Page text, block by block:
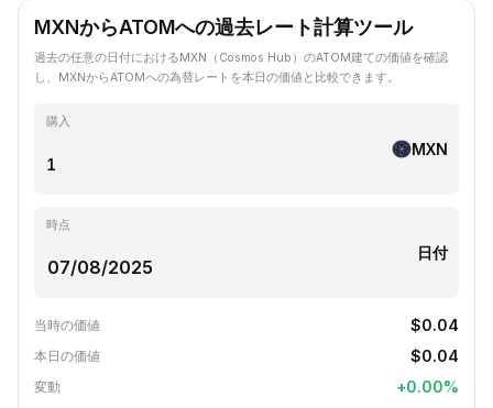
MXNからATOMへの過去レート計算ツール
過去の任意の日付におけるMXN（Cosmos Hub）のATOM建ての価値を確認
し、MXNからATOMへの為替レートを本日の価値と比較できます。
購入
MXN
時点
日付
当時の価値 $0.04
本日の価値 $0.04
変動 +0.00%